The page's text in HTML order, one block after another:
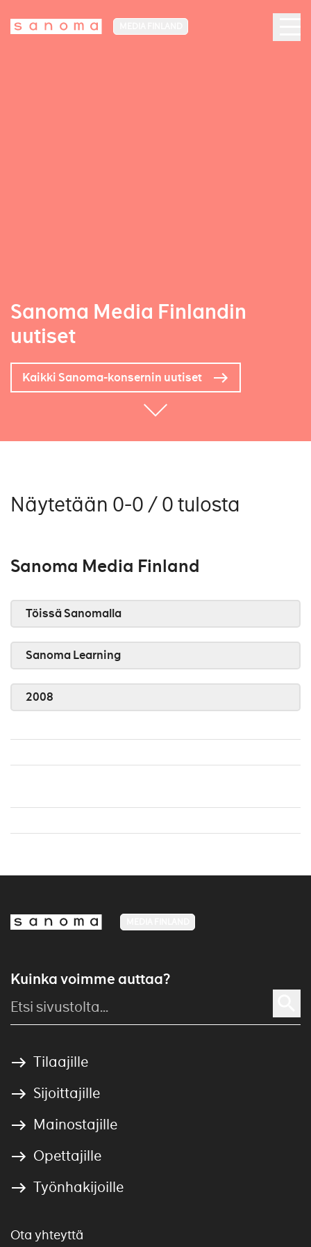
Sanoma Media Finlandin
uutiset
Kaikki Sanoma-konsernin uutiset
Näytetään 0-0 / 0 tulosta
Sanoma Media Finland
Töissä Sanomalla
Sanoma Learning
2008
Kuinka voimme auttaa?
Tilaajille
Sijoittajille
Mainostajille
Opettajille
Työnhakijoille
Ota yhteyttä